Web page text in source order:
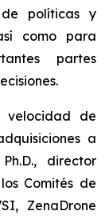
políticas y
como para
partes
velocidad de
a
director
Comités de
ZenaDrone